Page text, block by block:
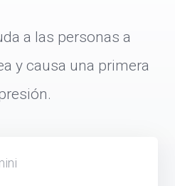
a las personas a
y causa una primera